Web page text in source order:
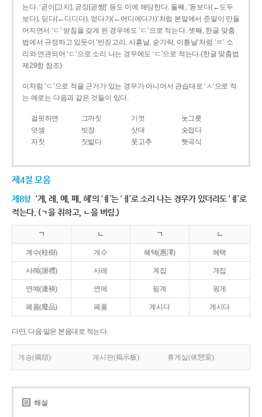
는다. ‘곧이[고지], 곧장[곧짱]’ 등도 이에 해당한다. 둘째, ‘돋보다(←도두
보다), 딛다(←디디다), 얻다가(←어디에다가)’처럼 본말에서 준말이 만들
어지면서 ‘ㄷ’ 받침을 갖게 된 경우에도 ‘ㄷ’으로 적는다. 셋째, 한글 맞춤
법에서 규정하고 있듯이 ‘반짇고리, 사흗날, 숟가락, 이튿날’처럼 ‘ㄹ’ 소
리와 연관되어 ‘ㄷ’으로 소리 나는 경우에도 ‘ㄷ’으로 적는다.(한글 맞춤법
제29항 참조)
이처럼 ‘ㄷ’으로 적을 근거가 있는 경우가 아니어서 관습대로 ‘ㅅ’으로 적
는 예로는 다음과 같은 것들이 있다.
걸핏하면 그까짓 기껏
놋그릇
덧셈
빗장 삿대
숫접다
자칫
짓밟다 풋고추 햇곡식
제4절 모음
제8항 ‘계, 례, 몌, 폐, 혜’의 ‘ㅖ’는 ‘ㅔ’로 소리 나는 경우가 있더라도 ‘ㅖ’로
적는다. (ㄱ을 취하고, ㄴ을 버림.)
ㄱ ㄴ ㄱ ㄴ
계수(桂樹) 게수 혜택(惠澤) 헤택
사례(謝禮) 사레 계집 게집
연몌(連袂) 연메 핑계 핑게
폐품(廢品) 페품 계시다 게시다
다만, 다음 말은 본음대로 적는다.
게송(偈頌) 게시판(揭示板) 휴게실(休憩室)
해설